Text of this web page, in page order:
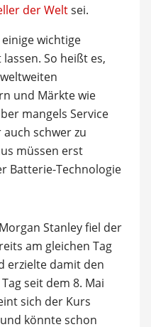
der Weltsei.
wichtige
So heißt es,
und Märkte wie
mangels Service
schwer zu
müssen erst
Batterie-Technologie
Stanley fiel der
am gleichen Tag
erzielte damit den
seit dem 8. Mai
sich der Kurs
könnte schon